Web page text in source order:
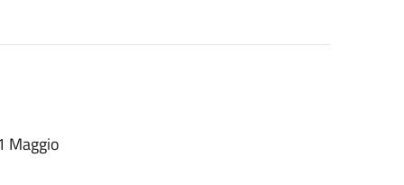
Maggio